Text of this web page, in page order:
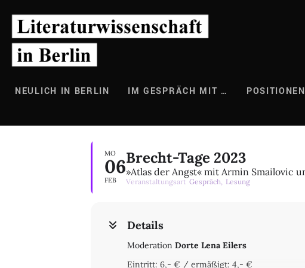
Inhalt
springen
NEULICH IN BERLIN IM GESPRÄCH MIT … POSITIONEN
MO
06
FEB
Brecht-Tage 2023
»Atlas der Angst« mit Armin Smailovic
Veranstaltungsart Gespräch, Lesung
Details
Moderation Dorte Lena Eilers
Eintritt: 6,- € / ermäßigt: 4,- €